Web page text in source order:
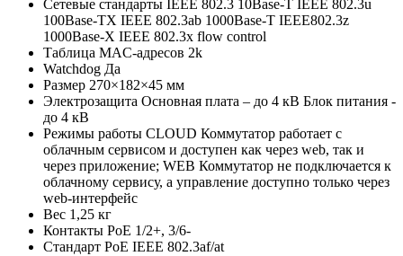
Сетевые стандарты IEEE 802.3 10Base-T IEEE 802.3u
100Base-TX IEEE 802.3ab 1000Base-T IEEE802.3z
1000Base-X IEEE 802.3x flow control
Таблица MAC-адресов 2k
Watchdog Да
Размер 270×182×45 мм
Электрозащита Основная плата – до 4 кВ Блок питания -
до 4 кВ
Режимы работы CLOUD Коммутатор работает с
облачным сервисом и доступен как через web, так и
через приложение; WEB Коммутатор не подключается к
облачному сервису, а управление доступно только через
web-интерфейс
Вес 1,25 кг
Контакты PoE 1/2+, 3/6-
Стандарт PoE IEEE 802.3af/at